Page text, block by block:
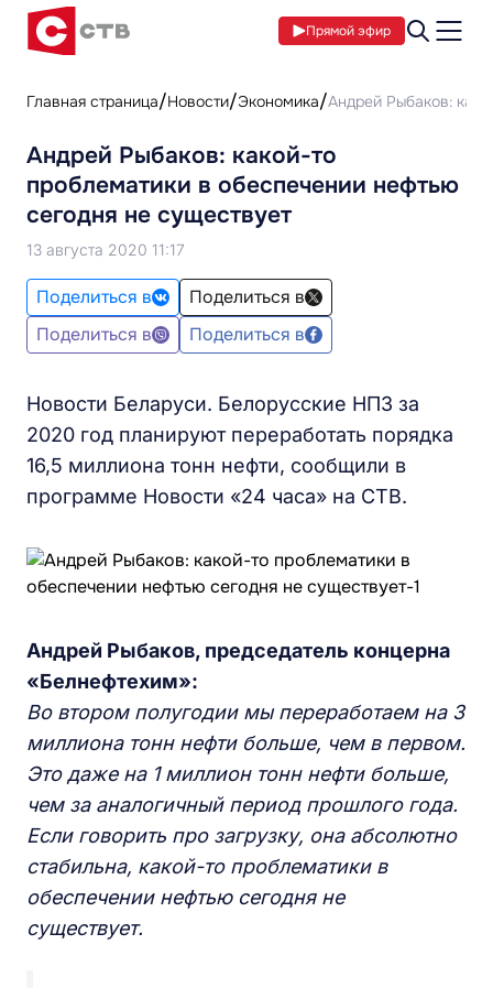
Прямой эфир
Главная страница Новости Экономика Андрей Рыбаков:
Андрей Рыбаков: какой-то
проблематики в обеспечении нефтью
сегодня не существует
13 августа 2020 11:17
Поделиться в
Поделиться в
Поделиться в
Поделиться в
Новости Беларуси. Белорусские НПЗ за
2020 год планируют переработать порядка
16,5 миллиона тонн нефти, сообщили в
программе Новости «24 часа» на СТВ.
Андрей Рыбаков, председатель концерна
«Белнефтехим»:
Во втором полугодии мы переработаем на 3
миллиона тонн нефти больше, чем в первом.
Это даже на 1 миллион тонн нефти больше,
чем за аналогичный период прошлого года.
Если говорить про загрузку, она абсолютно
стабильна, какой-то проблематики в
обеспечении нефтью сегодня не
существует.